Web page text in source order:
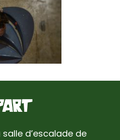
salle d’escalade de